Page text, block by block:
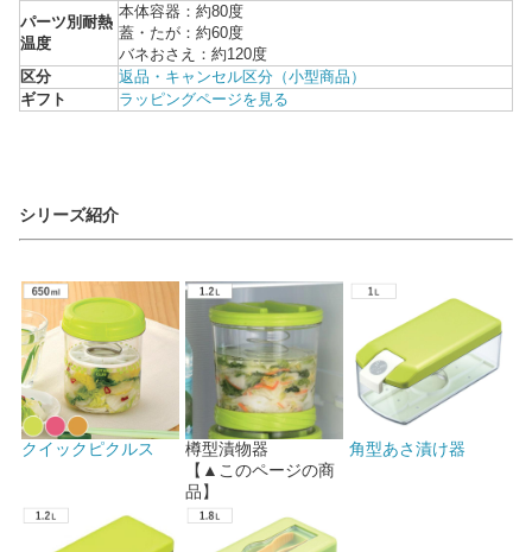
パーツ別耐熱
温度
本体容器：約80度
蓋・たが：約60度
バネおさえ：約120度
区分
返品・キャンセル区分（小型商品）
ギフト
ラッピングページを見る
シリーズ紹介
クイックピクルス
樽型漬物器
【▲このページの商
品】
角型あさ漬け器